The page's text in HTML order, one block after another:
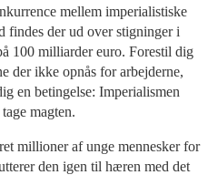
mellem imperialistiske
findes der ud over stigninger i
100 milliarder euro. Forestil dig
der ikke opnås for arbejderne,
en betingelse: Imperialismen
magten.
millioner af unge mennesker for
den igen til hæren med det